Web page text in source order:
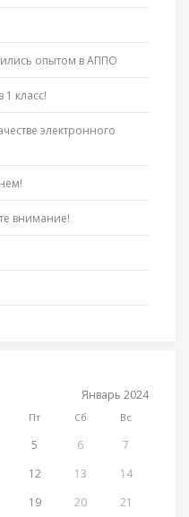
опытом в АППО
класс!
электронного
внимание!
Январь 2024
Пт Сб Вс
5 6
7
12 13
14
19 20
21